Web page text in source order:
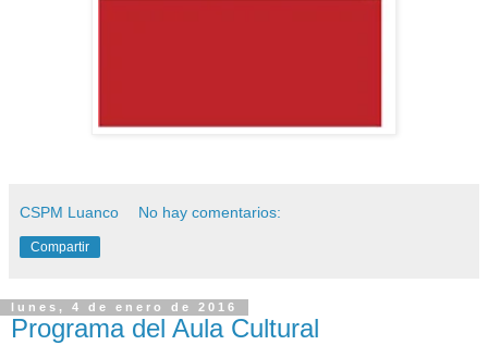
CSPM Luanco No hay comentarios:
Compartir
lunes, 4 de enero de 2016
Programa del Aula Cultural